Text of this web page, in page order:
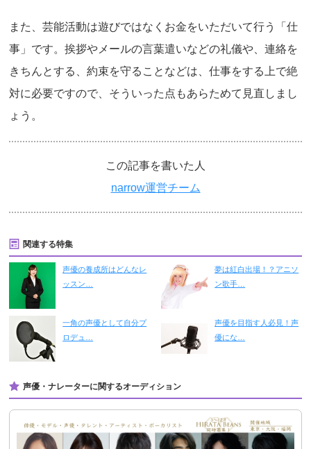
また、芸能活動は遊びではなくお金をいただいて行う「仕
事」です。挨拶やメールの言葉遣いなどの礼儀や、連絡を
きちんとする、約束を守ることなどは、仕事をする上で絶
対に必要ですので、そういった点もあらためて見直しまし
ょう。
この記事を書いた人
narrow運営チーム
関連する特集
声優の養成所はどんなレ
ッスン…
夢は紅白出場！？アニソ
ン歌手…
一角の声優として自分プ
ロデュ…
声優を目指す人必見！声
優にな…
声優・ナレーターに関するオーディション